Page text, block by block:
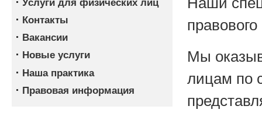
Мы
лицам по
Услуги для физических лиц
Контакты
Вакансии
Новые услуги
Наша практика
Правовая информация